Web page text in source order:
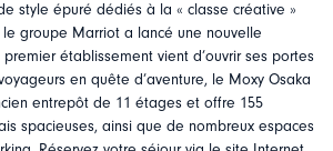
style épuré dédiés à la « classe créative »
le groupe Marriot a lancé une nouvelle
établissement vient d’ouvrir ses portes
en quête d’aventure, le Moxy Osaka
entrepôt de 11 étages et offre 155
spacieuses, ainsi que de nombreux espaces